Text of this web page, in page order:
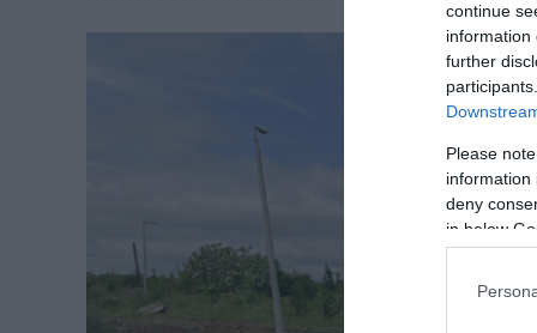
continue
information
further
Please
information
deny
in below